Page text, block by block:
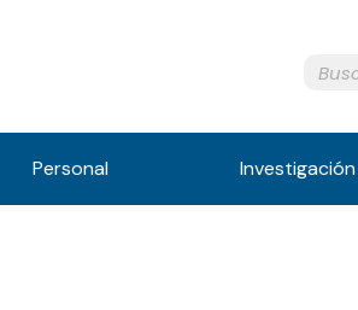
Personal Investigación